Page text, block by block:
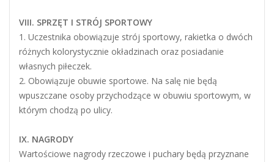
VIII. SPRZĘT I STRÓJ SPORTOWY
1. Uczestnika obowiązuje strój sportowy, rakietka o dwóch
różnych kolorystycznie okładzinach oraz posiadanie
własnych piłeczek.
2. Obowiązuje obuwie sportowe. Na salę nie będą
wpuszczane osoby przychodzące w obuwiu sportowym, w
którym chodzą po ulicy.
IX. NAGRODY
Wartościowe nagrody rzeczowe i puchary będą przyznane